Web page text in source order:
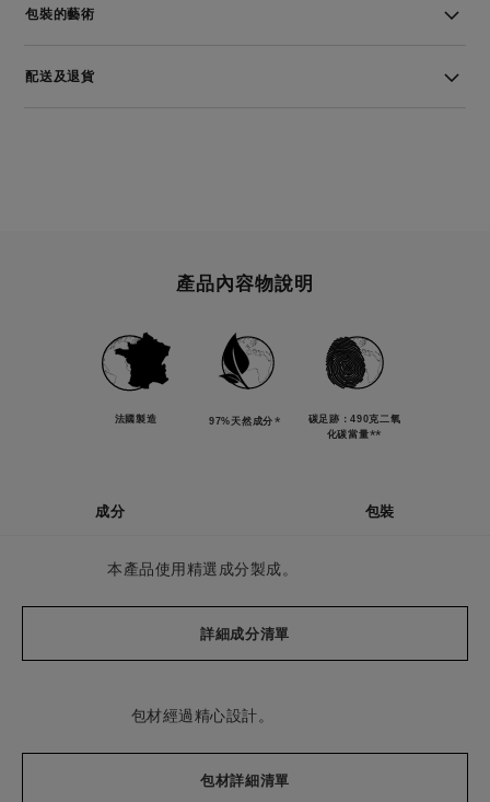
包裝的藝術
配送及退貨
產品內容物說明
法國製造 97%天然成分 *
碳足跡：490克二氧
化碳當量**
成分 包裝
本產品使用精選成分製成。
詳細成分清單
包材經過精心設計。
包材詳細清單